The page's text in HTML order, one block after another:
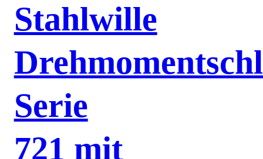
Stahlwille
Serie
721 mit